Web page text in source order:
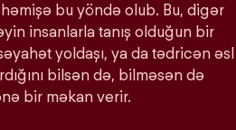
bu yöndə olub. Bu, digər
insanlarla tanış olduğun bir
yoldaşı, ya da tədricən əsl
bilsən də, bilməsən də
bir məkan verir.